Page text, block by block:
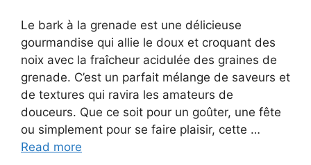
Le bark à la grenade est une délicieuse
gourmandise qui allie le doux et croquant des
noix avec la fraîcheur acidulée des graines de
grenade. C’est un parfait mélange de saveurs et
de textures qui ravira les amateurs de
douceurs. Que ce soit pour un goûter, une fête
ou simplement pour se faire plaisir, cette …
Read more